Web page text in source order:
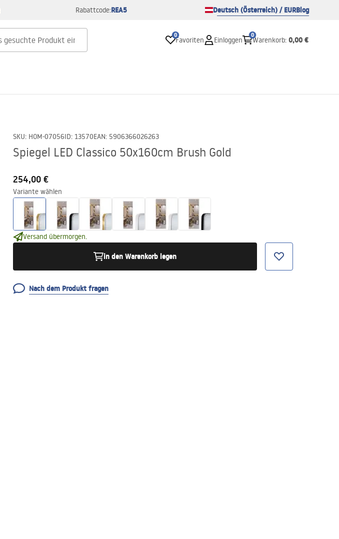
Rabattcode:REA5 Deutsch (Österreich) / EURBlog
0
Favoriten Einloggen
0
Warenkorb: 0,00 €
SKU: HOM-07056ID: 13570EAN: 5906366026263
Spiegel LED Classico 50x160cm Brush Gold
254,00 €
Variante wählen
Versand übermorgen.
in den Warenkorb legen
Nach dem Produkt fragen